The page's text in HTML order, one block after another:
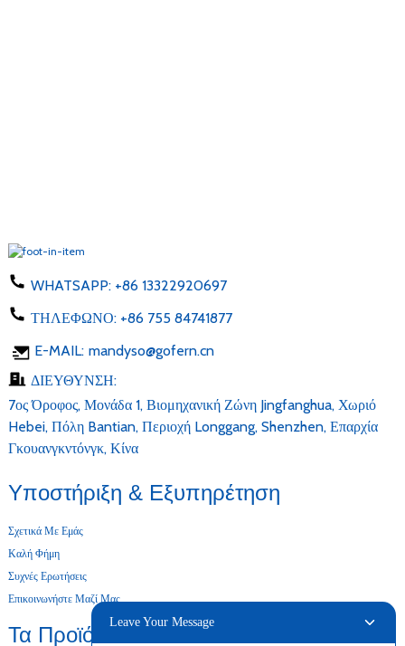
WHATSAPP: +86 13322920697
ΤΗΛΕΦΩΝΟ: +86 755 84741877
E-MAIL: mandyso@gofern.cn
ΔΙΕΥΘΥΝΣΗ:
7ος Όροφος, Μονάδα 1, Βιομηχανική Ζώνη Jingfanghua, Χωριό
Hebei, Πόλη Bantian, Περιοχή Longgang, Shenzhen, Επαρχία
Γκουανγκντόνγκ, Κίνα
Υποστήριξη & Εξυπηρέτηση
Σχετικά Με Εμάς
Καλή Φήμη
Συχνές Ερωτήσεις
Επικοινωνήστε Μαζί Μας
Τα Προϊόντα Μας
Leave Your Message